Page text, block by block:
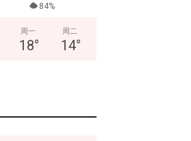
84%
周一
18°
周二
14°